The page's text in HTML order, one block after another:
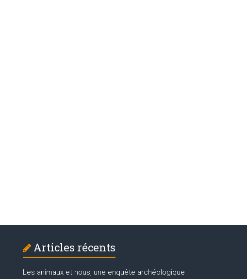
Articles récents
Les animaux et nous, une enquête archéologique